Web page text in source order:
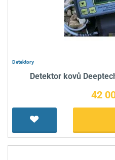
Detektory
Detektor kovů
42